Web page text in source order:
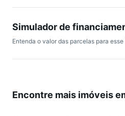
Sala para 02 ambientes, com
rebaixado, iluminação planejada,
piso em granito.
Corredor com rouparia.
hidromassagem.
Simulador de
Entenda o valor das parcelas para esse
Encontre mais imóveis